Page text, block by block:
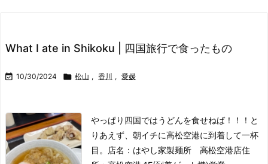
What I ate in Shikoku | 四国旅行で食ったもの
 10/30/2024  松山 , 香川 , 愛媛
やっぱり四国ではうどんを食せねば！！！ と
りあえず、朝イチに高松空港に到着して一杯
目。
店名：はやし家製麺所 高松空港店住